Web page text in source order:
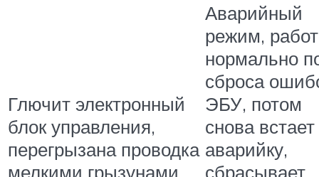
Глючит электронный
блок управления,
перегрызана проводка
мелкими грызунами
Аварийный
режим,
нормально
сброса
ЭБУ, потом
снова
аварийку,
сбрасывает